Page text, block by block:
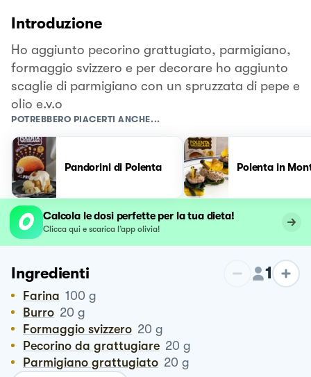
Introduzione
Ho aggiunto pecorino grattugiato, parmigiano,
formaggio svizzero e per decorare ho aggiunto
scaglie di parmigiano con un spruzzata di pepe e
olio e.v.o
POTREBBERO PIACERTI ANCHE...
Pandorini di Polenta Polenta in
Calcola le dosi perfette per la tua dieta!
Clicca qui e scarica l’app olivia!
Ingredienti 1
Farina 100 g
Burro 20 g
Formaggio svizzero 20 g
Pecorino da grattugiare 20 g
Parmigiano grattugiato 20 g